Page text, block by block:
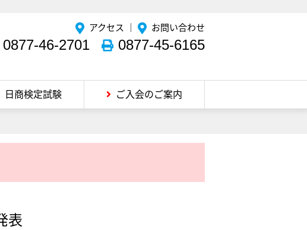
アクセス お問い合わせ
0877-46-2701 0877-45-6165
日商検定試験 ご入会のご案内
表